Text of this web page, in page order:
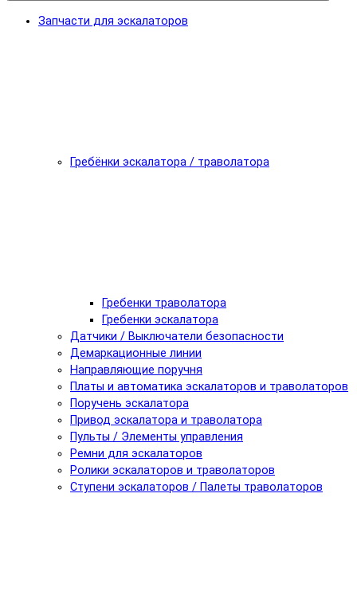
Запчасти для эскалаторов
Гребёнки эскалатора / траволатора
Гребенки траволатора
Гребенки эскалатора
Датчики / Выключатели безопасности
Демаркационные линии
Направляющие поручня
Платы и автоматика эскалаторов и траволаторов
Поручень эскалатора
Привод эскалатора и траволатора
Пульты / Элементы управления
Ремни для эскалаторов
Ролики эскалаторов и траволаторов
Ступени эскалаторов / Палеты траволаторов